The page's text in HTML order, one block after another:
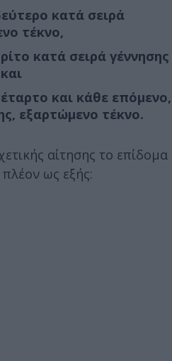
κατά σειρά
τέκνο,
κατά σειρά γέννησης
και κάθε επόμενο,
εξαρτώμενο τέκνο.
αίτησης το επίδομα
ως εξής: